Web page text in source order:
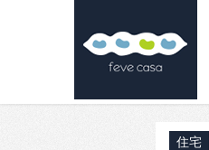
住宅